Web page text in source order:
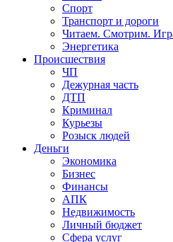
Спорт
Транспорт и дороги
Читаем. Смотрим.
Энергетика
Происшествия
ЧП
Дежурная часть
ДТП
Криминал
Курьезы
Розыск людей
Деньги
Экономика
Бизнес
Финансы
АПК
Недвижимость
Личный бюджет
Сфера услуг